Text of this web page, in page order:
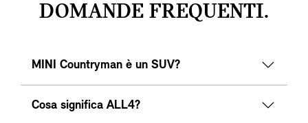
DOMANDE FREQUENTI.
MINI Countryman è un SUV?
Cosa significa ALL4?